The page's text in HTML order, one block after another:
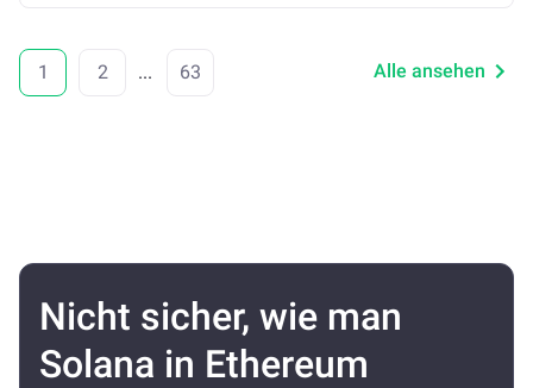
1 2 ... 63 Alle ansehen
Nicht sicher, wie man
Solana in Ethereum